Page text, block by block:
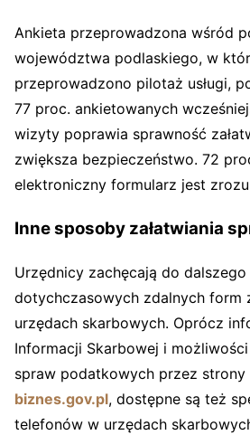
Ankieta przeprowadzona wśród
województwa podlaskiego, w
przeprowadzono pilotaż usługi,
77 proc. ankietowanych
wizyty poprawia sprawność
zwiększa bezpieczeństwo. 72
elektroniczny formularz jest
Inne sposoby załatwiania
Urzędnicy zachęcają do
dotychczasowych zdalnych form
urzędach skarbowych. Oprócz
Informacji Skarbowej i
spraw podatkowych przez strony
biznes.gov.pl, dostępne są też
telefonów w urzędach